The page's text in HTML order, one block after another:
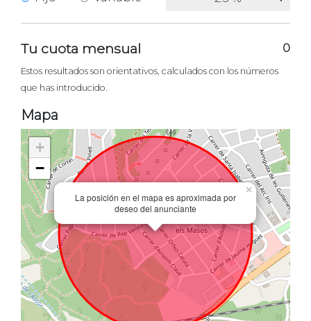
Tu cuota mensual 0
Estos resultados son orientativos, calculados con los números
que has introducido.
Mapa
La posición en el mapa es aproximada por
deseo del anunciante
×
+
−